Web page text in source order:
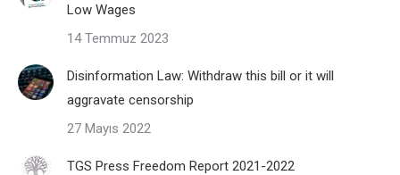
Low Wages
14 Temmuz 2023
Disinformation Law: Withdraw this bill or it will
aggravate censorship
27 Mayıs 2022
TGS Press Freedom Report 2021-2022